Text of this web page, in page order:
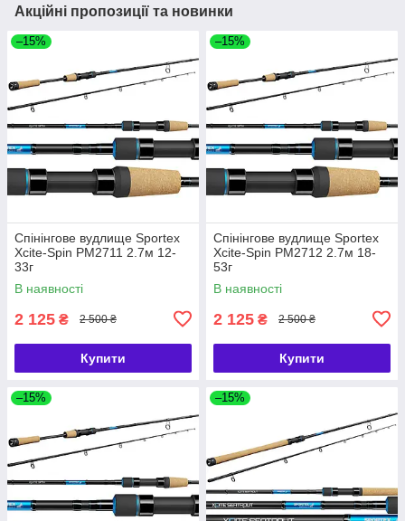
Акційні пропозиції та новинки
–15%
Спінінгове вудлище Sportex
Xcite-Spin PM2711 2.7м 12-
33г
В наявності
2 125 ₴ 2 500 ₴
Купити
–15%
Спінінгове вудлище Sportex
Xcite-Spin PM2712 2.7м 18-
53г
В наявності
2 125 ₴ 2 500 ₴
Купити
–15% –15%